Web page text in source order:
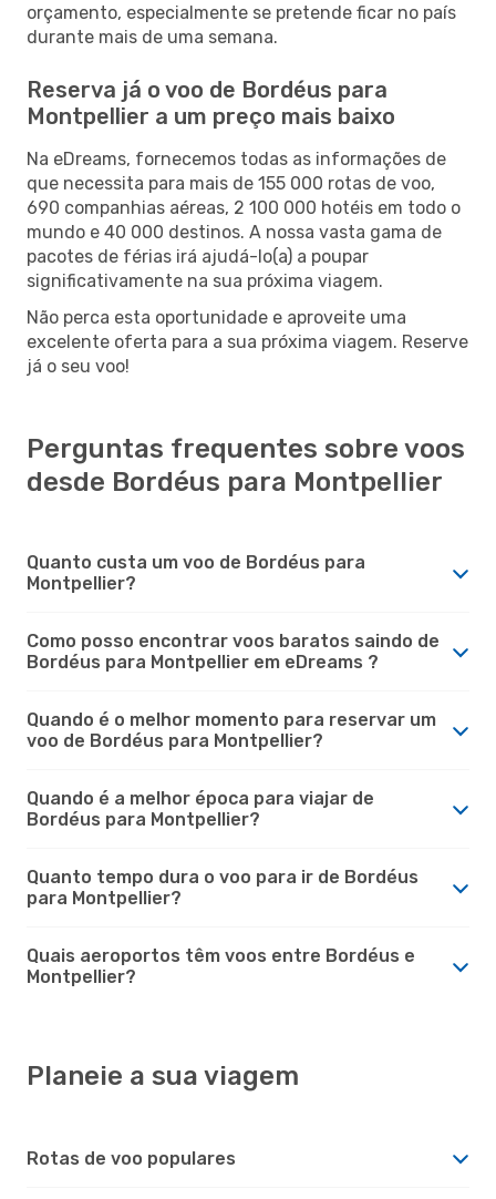
orçamento, especialmente se pretende ficar no país
durante mais de uma semana.
Reserva já o voo de Bordéus para
Montpellier a um preço mais baixo
Na eDreams, fornecemos todas as informações de
que necessita para mais de 155 000 rotas de voo,
690 companhias aéreas, 2 100 000 hotéis em todo o
mundo e 40 000 destinos. A nossa vasta gama de
pacotes de férias irá ajudá-lo(a) a poupar
significativamente na sua próxima viagem.
Não perca esta oportunidade e aproveite uma
excelente oferta para a sua próxima viagem. Reserve
já o seu voo!
Perguntas frequentes sobre voos
desde Bordéus para Montpellier
Quanto custa um voo de Bordéus para
Montpellier?
Como posso encontrar voos baratos saindo de
Bordéus para Montpellier em eDreams ?
Quando é o melhor momento para reservar um
voo de Bordéus para Montpellier?
Quando é a melhor época para viajar de
Bordéus para Montpellier?
Quanto tempo dura o voo para ir de Bordéus
para Montpellier?
Quais aeroportos têm voos entre Bordéus e
Montpellier?
Planeie a sua viagem
Rotas de voo populares